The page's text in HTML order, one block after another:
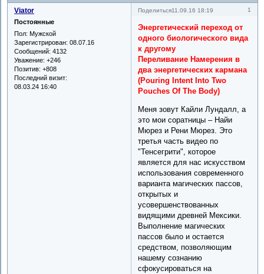
Поделиться 1
11.09.16 18:19
Viator
Постоянные
Пол: Мужской
Зарегистрирован: 08.07.16
Сообщений: 4132
Уважение: +246
Позитив: +808
Последний визит:
08.03.24 16:40
Энергетический переход от
одного биологического вида
к другому
Переливание Намерения в
два энергетических кармана
(Pouring Intent Into Two
Pouches Of The Body)
Меня зовут Кайли Лундалл, а
это мои соратницы – Найи
Мюрез и Рени Мюрез. Это
третья часть видео по
"Тенсегрити", которое
является для нас искусством
использования современного
варианта магических пассов,
открытых и
усовершенствованных
видящими древней Мексики.
Выполнение магических
пассов было и остается
средством, позволяющим
нашему сознанию
сфокусироваться на